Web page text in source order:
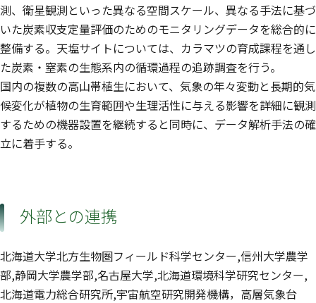
測、衛星観測といった異なる空間スケール、異なる手法に基づ
いた炭素収支定量評価のためのモニタリングデータを総合的に
整備する。天塩サイトについては、カラマツの育成課程を通し
た炭素・窒素の生態系内の循環過程の追跡調査を行う。
国内の複数の高山帯植生において、気象の年々変動と長期的気
候変化が植物の生育範囲や生理活性に与える影響を詳細に観測
するための機器設置を継続すると同時に、データ解析手法の確
立に着手する。
外部との連携
北海道大学北方生物圏フィールド科学センター,信州大学農学
部,静岡大学農学部,名古屋大学,北海道環境科学研究センター,
北海道電力総合研究所,宇宙航空研究開発機構，高層気象台